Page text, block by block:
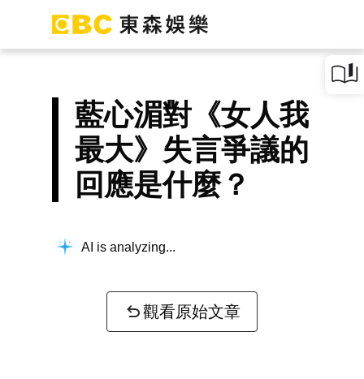
藍心湄對《女人我
最大》失言爭議的
回應是什麼？
AI is analyzing...
觀看原始文章